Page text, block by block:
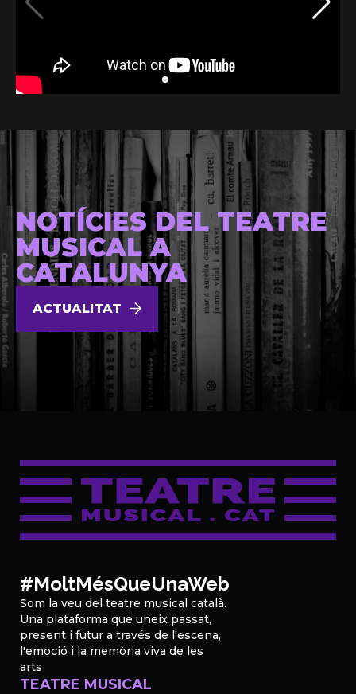
NOTÍCIES DEL TEATRE
MUSICAL A
CATALUNYA
ACTUALITAT
#MoltMésQueUnaWeb
Som la veu del teatre musical català.
Una plataforma que uneix passat,
present i futur a través de l'escena,
l'emoció i la memòria viva de les
arts
TEATRE MUSICAL